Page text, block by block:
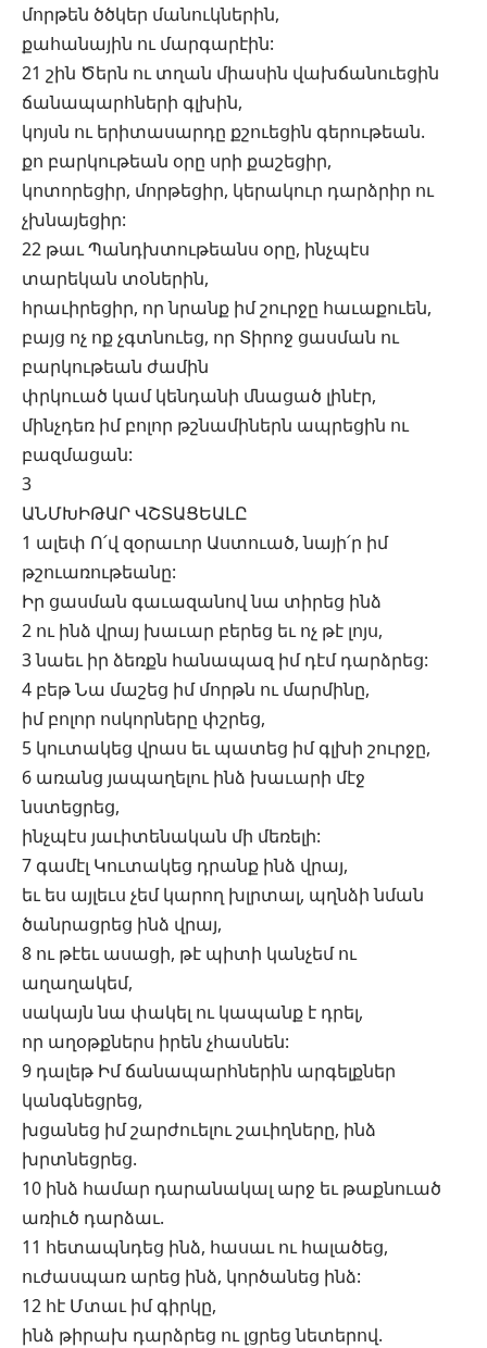
մորթեն ծծկեր մանուկներին,
քահանային ու մարգարէին:
21 շին Ծերն ու տղան միասին վախճանուեցին
ճանապարհների գլխին,
կոյսն ու երիտասարդը քշուեցին գերութեան.
քո բարկութեան օրը սրի քաշեցիր,
կոտորեցիր, մորթեցիր, կերակուր դարձրիր ու
չխնայեցիր:
22 թաւ Պանդխտութեանս օրը, ինչպէս
տարեկան տօներին,
հրաւիրեցիր, որ նրանք իմ շուրջը հաւաքուեն,
բայց ոչ ոք չգտնուեց, որ Տիրոջ ցասման ու
բարկութեան ժամին
փրկուած կամ կենդանի մնացած լինէր,
մինչդեռ իմ բոլոր թշնամիներն ապրեցին ու
բազմացան:
3
ԱՆՄԽԻԹԱՐ ՎՇՏԱՑԵԱԼԸ
1 ալեփ Ո՛վ զօրաւոր Աստուած, նայի՛ր իմ
թշուառութեանը:
Իր ցասման գաւազանով նա տիրեց ինձ
2 ու ինձ վրայ խաւար բերեց եւ ոչ թէ լոյս,
3 նաեւ իր ձեռքն հանապազ իմ դէմ դարձրեց:
4 բեթ Նա մաշեց իմ մորթն ու մարմինը,
իմ բոլոր ոսկորները փշրեց,
5 կուտակեց վրաս եւ պատեց իմ գլխի շուրջը,
6 առանց յապաղելու ինձ խաւարի մէջ
նստեցրեց,
ինչպէս յաւիտենական մի մեռելի:
7 գամէլ Կուտակեց դրանք ինձ վրայ,
եւ ես այլեւս չեմ կարող խլրտալ, պղնձի նման
ծանրացրեց ինձ վրայ,
8 ու թէեւ ասացի, թէ պիտի կանչեմ ու
աղաղակեմ,
սակայն նա փակել ու կապանք է դրել,
որ աղօթքներս իրեն չհասնեն:
9 դալեթ Իմ ճանապարհներին արգելքներ
կանգնեցրեց,
խցանեց իմ շարժուելու շաւիղները, ինձ
խրտնեցրեց.
10 ինձ համար դարանակալ արջ եւ թաքնուած
առիւծ դարձաւ.
11 հետապնդեց ինձ, հասաւ ու հալածեց,
ուժասպառ արեց ինձ, կործանեց ինձ:
12 հէ Մտաւ իմ գիրկը,
ինձ թիրախ դարձրեց ու լցրեց նետերով.